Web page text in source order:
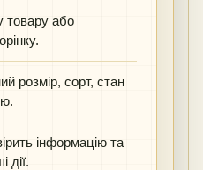
товару або
розмір, сорт, стан
інформацію та
дії.